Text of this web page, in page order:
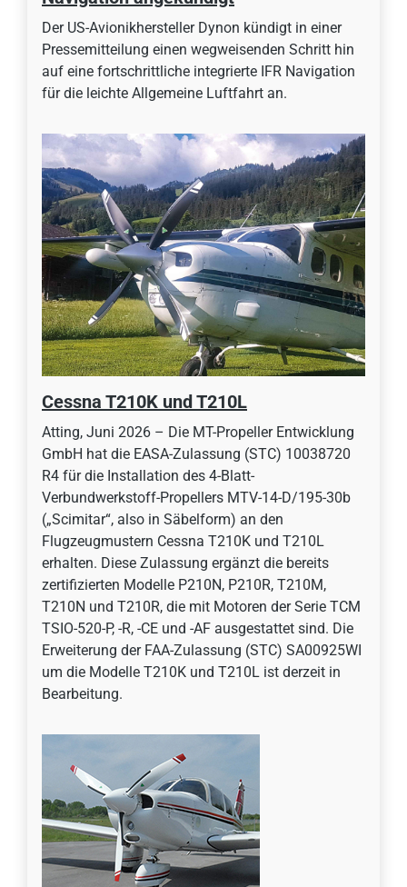
Der US-Avionikhersteller Dynon kündigt in einer
Pressemitteilung einen wegweisenden Schritt hin
auf eine fortschrittliche integrierte IFR Navigation
für die leichte Allgemeine Luftfahrt an.
Cessna T210K und T210L
Atting, Juni 2026 – Die MT-Propeller Entwicklung
GmbH hat die EASA-Zulassung (STC) 10038720
R4 für die Installation des 4-Blatt-
Verbundwerkstoff-Propellers MTV-14-D/195-30b
(„Scimitar“, also in Säbelform) an den
Flugzeugmustern Cessna T210K und T210L
erhalten. Diese Zulassung ergänzt die bereits
zertifizierten Modelle P210N, P210R, T210M,
T210N und T210R, die mit Motoren der Serie TCM
TSIO-520-P, -R, -CE und -AF ausgestattet sind. Die
Erweiterung der FAA-Zulassung (STC) SA00925WI
um die Modelle T210K und T210L ist derzeit in
Bearbeitung.